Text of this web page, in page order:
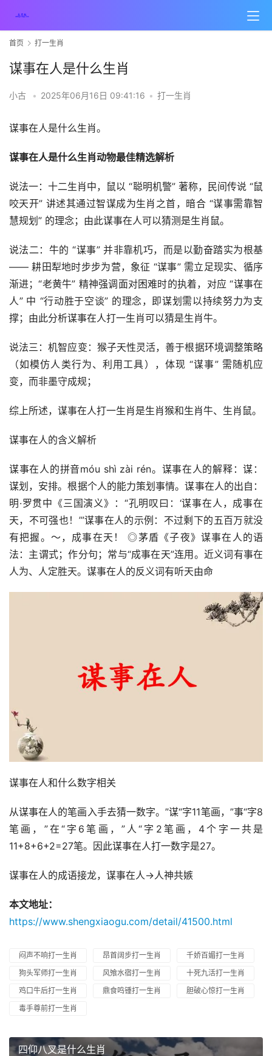
首页 打一生肖
谋事在人是什么生肖
小古 • 2025年06月16日 09:41:16 • 打一生肖
谋事在人是什么生肖。
谋事在人是什么生肖动物最佳精选解析
说法一：十二生肖中，鼠以 “聪明机警” 著称，民间传说 “鼠
咬天开” 讲述其通过智谋成为生肖之首，暗合 “谋事需靠智
慧规划” 的理念；由此谋事在人可以猜测是生肖鼠。
说法二：牛的 “谋事” 并非靠机巧，而是以勤奋踏实为根基
—— 耕田犁地时步步为营，象征 “谋事” 需立足现实、循序
渐进；“老黄牛” 精神强调面对困难时的执着，对应 “谋事在
人” 中 “行动胜于空谈” 的理念，即谋划需以持续努力为支
撑；由此分析谋事在人打一生肖可以猜是生肖牛。
说法三：机智应变：猴子天性灵活，善于根据环境调整策略
（如模仿人类行为、利用工具），体现 “谋事” 需随机应
变，而非墨守成规；
综上所述，谋事在人打一生肖是生肖猴和生肖牛、生肖鼠。
谋事在人的含义解析
谋事在人的拼音móu shì zài rén。谋事在人的解释：谋：
谋划，安排。根据个人的能力策划事情。谋事在人的出自：
明·罗贯中《三国演义》：“孔明叹曰：‘谋事在人，成事在
天，不可强也！’”谋事在人的示例：不过剩下的五百万就没
有把握。～，成事在天！ ◎茅盾《子夜》谋事在人的语
法：主谓式；作分句；常与“成事在天”连用。近义词有事在
人为、人定胜天。谋事在人的反义词有听天由命
谋事在人和什么数字相关
从谋事在人的笔画入手去猜一数字。”谋“字11笔画，”事“字8
笔画，”在“字6笔画，”人“字2笔画，4个字一共是
11+8+6+2=27笔。因此谋事在人打一数字是27。
谋事在人的成语接龙，谋事在人→人神共嫉
本文地址：
https://www.shengxiaogu.com/detail/41500.html
闷声不响打一生肖 昂首阔步打一生肖
千娇百媚打一生肖
狗头军师打一生肖
风飧水宿打一生肖
十死九活打一生肖
鸡口牛后打一生肖
鼎食鸣锺打一生肖
胆破心惊打一生肖
毒手尊前打一生肖
四仰八叉是什么生肖